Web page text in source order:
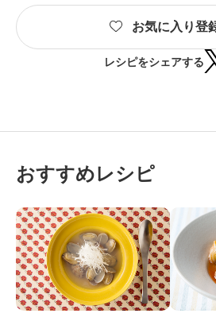
お気に入り登
レシピをシェアする
おすすめレシピ